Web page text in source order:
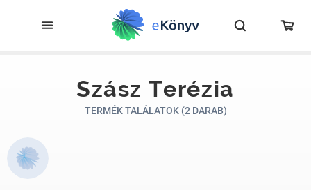
Szász Terézia
TERMÉK TALÁLATOK (2 DARAB)